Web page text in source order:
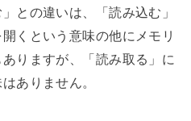
との違いは、「読み込む」
くという意味の他にメモリ
りますが、「読み取る」に
ありません。